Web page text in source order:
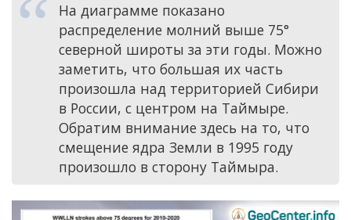
На диаграмме показано
распределение молний выше 75°
северной широты за эти годы. Можно
заметить, что большая их часть
произошла над территорией Сибири
в России, с центром на Таймыре.
Обратим внимание здесь на то, что
смещение ядра Земли в 1995 году
произошло в сторону Таймыра.